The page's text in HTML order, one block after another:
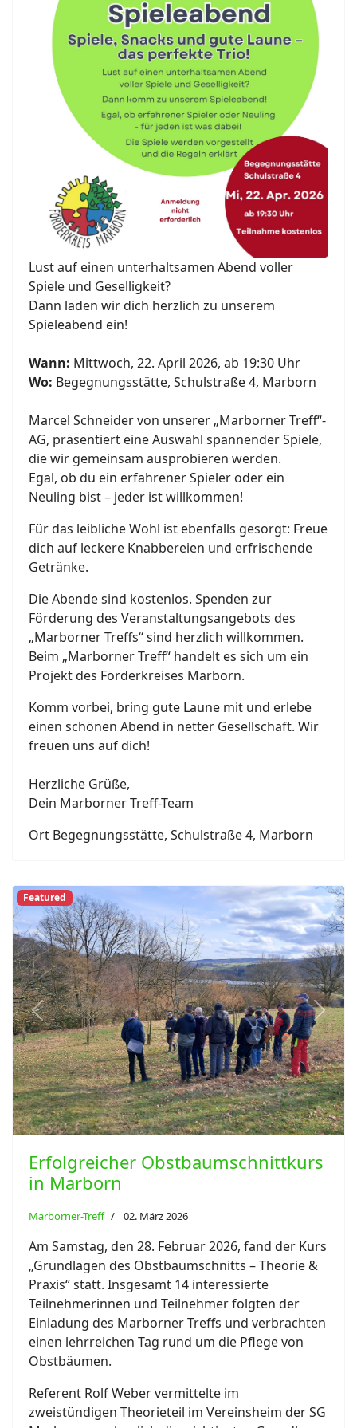
Lust auf einen unterhaltsamen Abend voller
Spiele und Geselligkeit?
Dann laden wir dich herzlich zu unserem
Spieleabend ein!
Wann: Mittwoch, 22. April 2026, ab 19:30 Uhr
Wo: Begegnungsstätte, Schulstraße 4, Marborn
Marcel Schneider von unserer „Marborner Treff“-
AG, präsentiert eine Auswahl spannender Spiele,
die wir gemeinsam ausprobieren werden.
Egal, ob du ein erfahrener Spieler oder ein
Neuling bist – jeder ist willkommen!
Für das leibliche Wohl ist ebenfalls gesorgt: Freue
dich auf leckere Knabbereien und erfrischende
Getränke.
Die Abende sind kostenlos. Spenden zur
Förderung des Veranstaltungsangebots des
„Marborner Treffs“ sind herzlich willkommen.
Beim „Marborner Treff“ handelt es sich um ein
Projekt des Förderkreises Marborn.
Komm vorbei, bring gute Laune mit und erlebe
einen schönen Abend in netter Gesellschaft. Wir
freuen uns auf dich!
Herzliche Grüße,
Dein Marborner Treff-Team
Ort Begegnungsstätte, Schulstraße 4, Marborn
Previous Next
Featured
Erfolgreicher Obstbaumschnittkurs
in Marborn
Marborner-Treff 02. März 2026
Am Samstag, den 28. Februar 2026, fand der Kurs
„Grundlagen des Obstbaumschnitts – Theorie &
Praxis“ statt. Insgesamt 14 interessierte
Teilnehmerinnen und Teilnehmer folgten der
Einladung des Marborner Treffs und verbrachten
einen lehrreichen Tag rund um die Pflege von
Obstbäumen.
Referent Rolf Weber vermittelte im
zweistündigen Theorieteil im Vereinsheim der SG